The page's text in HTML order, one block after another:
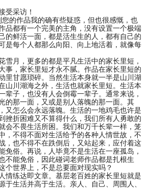
受采访！
的作品我的确有些疑惑，但也很感慨，也
品都有一个完美的主角，没有设置一个极端
的鲜活一面，都是活生生的人，都有自己的
是每个人都那么向阳、向上地活着，就像每
月，更多的都是平凡生活中的家长里短，
事，家长里短才永不腻。作品在家长里短的
里甘愿琐碎。当然生活本身就一半是山川湖
山川湖海之外，生活也就家长里短。生活本
辈子，也没有人会倒霉一辈子。通常来说，
的那一面，又或是别人落魄的那一面。其
又怎么会永远落魄。生活的一地鸡毛也许是
挫折困难又不算得什么，我们所有人勇敢的
会不畏生活所困。我们和万千长辈一样，笼
，不得不面对生活给予的各种人情世故，不
，也不得不在跌倒后，又站起来，应付着这
免俗。再说，人毕竟不是生活在一座孤岛，
不能免俗，因此碰词老师作品都是扎根生
个世界上，不是总要面对现实吗？
练达即文章。基层老百姓的家长里短就是
于生活并高于生活。亲人、自己、周围人、